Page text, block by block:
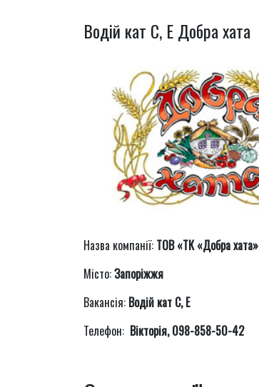
Водій кат С, Е Добра хата
Назва компанії: ТОВ «ТК «Добра хата»
Місто:Запоріжжя
Вакансія: Водій кат С, Е
Телефон: Вікторія, 098-858-50-42